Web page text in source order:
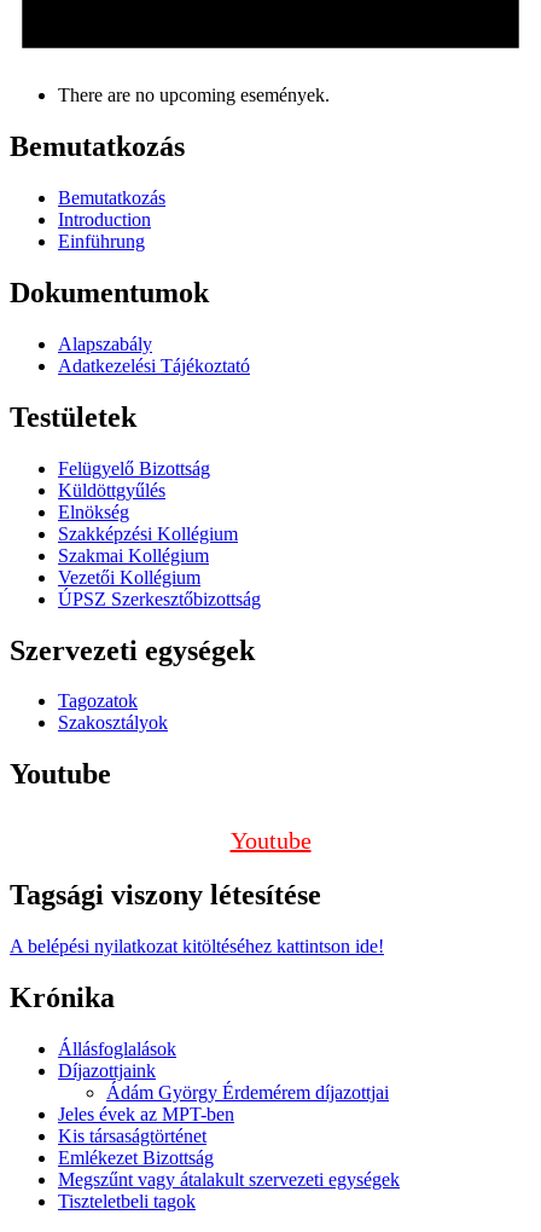
There are no upcoming események.
Bemutatkozás
Bemutatkozás
Introduction
Einführung
Dokumentumok
Alapszabály
Adatkezelési Tájékoztató
Testületek
Felügyelő Bizottság
Küldöttgyűlés
Elnökség
Szakképzési Kollégium
Szakmai Kollégium
Vezetői Kollégium
ÚPSZ Szerkesztőbizottság
Szervezeti egységek
Tagozatok
Szakosztályok
Youtube
Youtube
Tagsági viszony létesítése
A belépési nyilatkozat kitöltéséhez kattintson ide!
Krónika
Állásfoglalások
Díjazottjaink
Ádám György Érdemérem díjazottjai
Jeles évek az MPT-ben
Kis társaságtörténet
Emlékezet Bizottság
Megszűnt vagy átalakult szervezeti egységek
Tiszteletbeli tagok